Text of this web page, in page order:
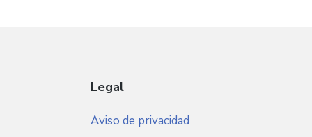
Legal
Aviso de privacidad